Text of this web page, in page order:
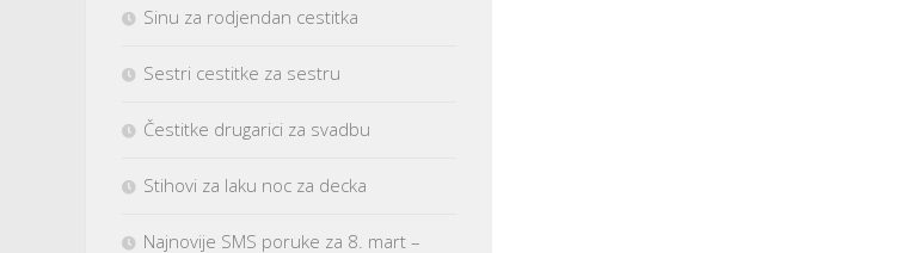
Sinu za rodjendan cestitka
Sestri cestitke za sestru
Čestitke drugarici za svadbu
Stihovi za laku noc za decka
Najnovije SMS poruke za 8. mart –